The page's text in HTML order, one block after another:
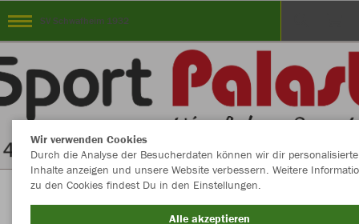
SV Schwafheim 1932
Herzlich Willkommen im Teamshop SV
Wir verwenden Cookies
Durch die Analyse der Besucherdaten können wir dir personalisierte
Inhalte anzeigen und unsere Website verbessern. Weitere
zu den Cookies findest Du in den Einstellungen.
Alle akzeptieren